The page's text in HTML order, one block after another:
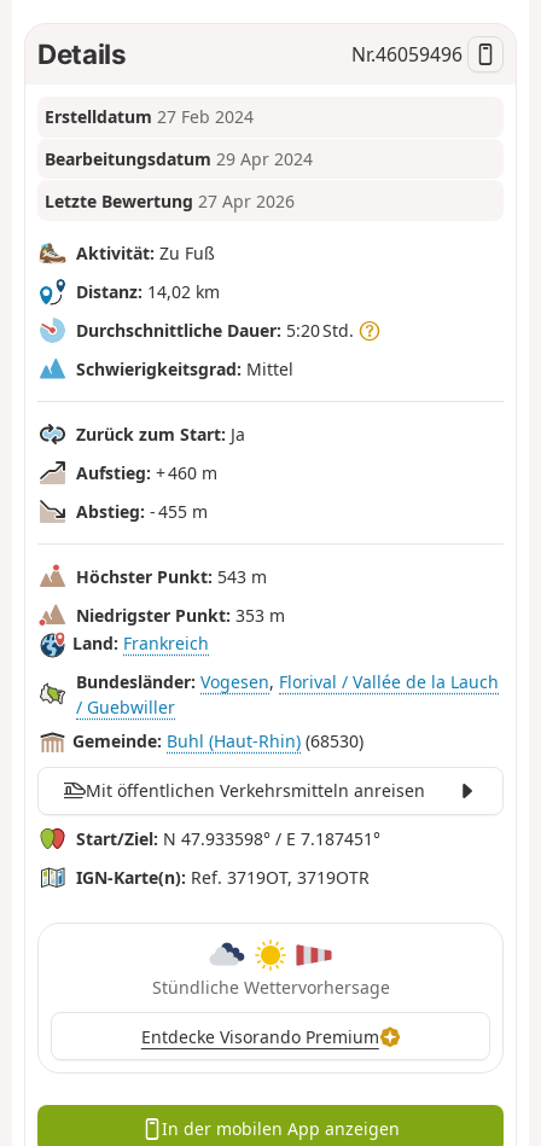
Details Nr.46059496
Erstelldatum 27 Feb 2024
Bearbeitungsdatum 29 Apr 2024
Letzte Bewertung 27 Apr 2026
Aktivität: Zu Fuß
Distanz: 14,02 km
Durchschnittliche Dauer: 5:20 Std.
Schwierigkeitsgrad: Mittel
Zurück zum Start: Ja
Aufstieg: + 460 m
Abstieg: - 455 m
Höchster Punkt: 543 m
Niedrigster Punkt: 353 m
Land: Frankreich
Bundesländer: Vogesen, Florival / Vallée de la Lauch
/ Guebwiller
Gemeinde: Buhl (Haut-Rhin) (68530)
Mit öffentlichen Verkehrsmitteln anreisen
Start/Ziel: N 47.933598° / E 7.187451°
IGN-Karte(n): Ref. 3719OT, 3719OTR
Stündliche Wettervorhersage
Entdecke Visorando Premium
In der mobilen App anzeigen